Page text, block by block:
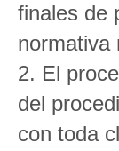
finales de
normativa
2. El
del
con toda